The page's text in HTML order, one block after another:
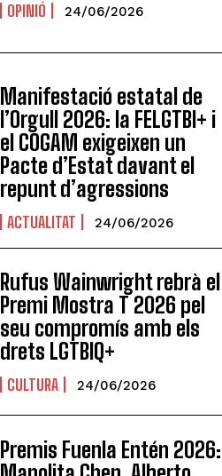
OPINIÓ 24/06/2026
Manifestació estatal de
l’Orgull 2026: la FELGTBI+ i
el COGAM exigeixen un
Pacte d’Estat davant el
repunt d’agressions
ACTUALITAT 24/06/2026
Rufus Wainwright rebrà el
Premi Mostra T 2026 pel
seu compromís amb els
drets LGTBIQ+
CULTURA 24/06/2026
Premis Fuenla Entén 2026: